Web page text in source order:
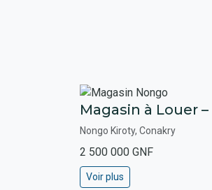
Magasin à Louer
Nongo Kiroty, Conakry
2 500 000 GNF
Voir plus